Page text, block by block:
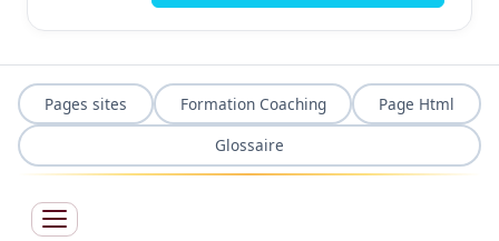
Pages sites Formation Coaching
Page Html
Glossaire